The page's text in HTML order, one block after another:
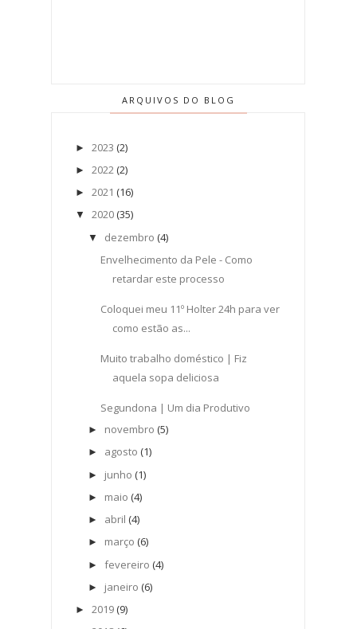
ARQUIVOS DO BLOG
► 2023 (2)
► 2022 (2)
► 2021 (16)
▼ 2020 (35)
▼ dezembro (4)
Envelhecimento da Pele - Como
retardar este processo
Coloquei meu 11º Holter 24h para ver
como estão as...
Muito trabalho doméstico | Fiz
aquela sopa deliciosa
Segundona | Um dia Produtivo
► novembro (5)
► agosto (1)
► junho (1)
► maio (4)
► abril (4)
► março (6)
► fevereiro (4)
► janeiro (6)
► 2019 (9)